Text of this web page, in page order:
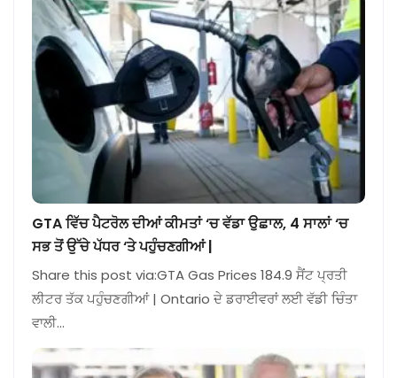
GTA ਵਿੱਚ ਪੈਟਰੋਲ ਦੀਆਂ ਕੀਮਤਾਂ ‘ਚ ਵੱਡਾ ਉਛਾਲ, 4 ਸਾਲਾਂ ‘ਚ
ਸਭ ਤੋਂ ਉੱਚੇ ਪੱਧਰ ‘ਤੇ ਪਹੁੰਚਣਗੀਆਂ |
Share this post via:GTA Gas Prices 184.9 ਸੈਂਟ ਪ੍ਰਤੀ
ਲੀਟਰ ਤੱਕ ਪਹੁੰਚਣਗੀਆਂ | Ontario ਦੇ ਡਰਾਈਵਰਾਂ ਲਈ ਵੱਡੀ ਚਿੰਤਾ
ਵਾਲੀ…